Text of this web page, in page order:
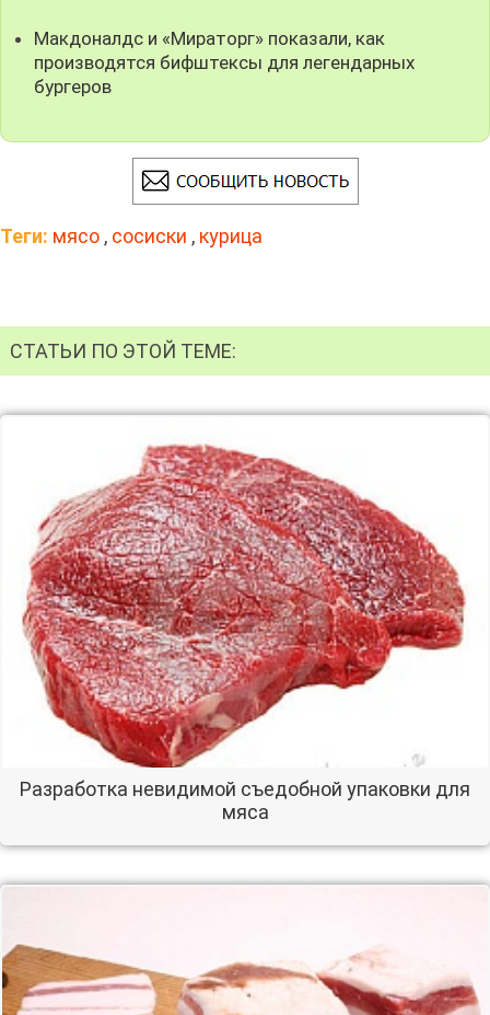
Макдоналдс и «Мираторг» показали, как
производятся бифштексы для легендарных
бургеров
Теги: мясо , сосиски , курица
СТАТЬИ ПО ЭТОЙ ТЕМЕ:
Разработка невидимой съедобной упаковки для
мяса